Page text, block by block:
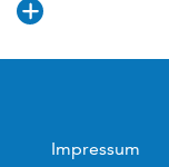
Impressum